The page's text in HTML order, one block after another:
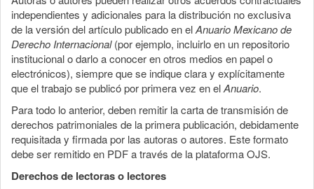
independientes y adicionales para la distribución no exclusiva
de la versión del artículo publicado en elAnuario Mexicano de
Derecho Internacional(por ejemplo, incluirlo en un repositorio
institucional o darlo a conocer en otros medios en papel o
electrónicos), siempre que se indique clara y explícitamente
que el trabajo se publicó por primera vez en elAnuario.
Para todo lo anterior, deben remitir la carta de transmisión de
derechos patrimoniales de la primera publicación, debidamente
requisitada y firmada por las autoras o autores. Este formato
debe ser remitido en PDF a través de la plataforma OJS.
Derechos de lectoras o lectores